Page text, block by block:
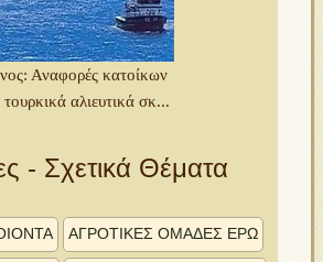
Αναφορές κατοίκων
τουρκικά αλιευτικά σκ...
- Σχετικά Θέματα
ΑΓΡΟΤΙΚΕΣ ΟΜΑΔΕΣ ΕΡΩ